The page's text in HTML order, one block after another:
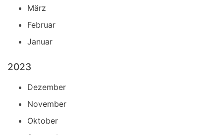
März
Februar
Januar
2023
Dezember
November
Oktober